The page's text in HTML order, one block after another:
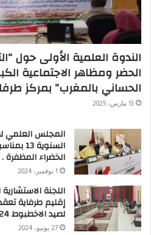
الندوة العلمية الأولى حول
الحضر ومظاهر الاجتماعية
الحساني بالمغرب” بمركز
13 مارس، 2025
المجلس العلمي
الخضراء المظفرة .
1 نوفمبر، 2024
اللجنة
إقليم طرفاية
لصيد الاخطبوط 2024.
27 يونيو، 2024